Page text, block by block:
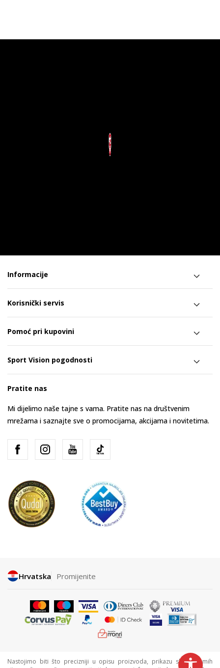
Informacije
Korisnički servis
Pomoć pri kupovini
Sport Vision pogodnosti
Pratite nas
Mi dijelimo naše tajne s vama. Pratite nas na društvenim
mrežama i saznajte sve o promocijama, akcijama i novitetima.
Hrvatska Promijenite
Nastojimo biti što precizniji u opisu proizvoda, prikazu slika i samih